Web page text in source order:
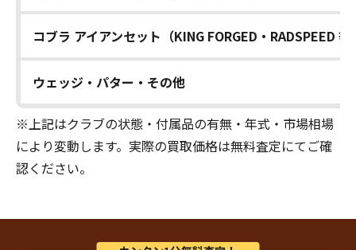
コブラ アイアンセット（KING FORGED・RADSPEED 等
ウェッジ・パター・その他
※上記はクラブの状態・付属品の有無・年式・市場相場
により変動します。実際の買取価格は無料査定にてご確
認ください。